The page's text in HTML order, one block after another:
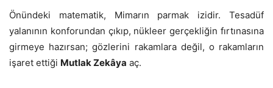
Önündeki matematik, Mimarın parmak izidir. Tesadüf
yalanının konforundan çıkıp, nükleer gerçekliğin fırtınasına
girmeye hazırsan; gözlerini rakamlara değil, o rakamların
işaret ettiği Mutlak Zekâya aç.